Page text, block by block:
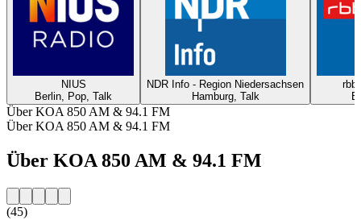
NIUS
Berlin, Pop, Talk
NDR Info - Region Niedersachsen
Hamburg, Talk
Über KOA 850 AM & 94.1 FM
Über KOA 850 AM & 94.1 FM
Über KOA 850 AM & 94.1 FM
(45)